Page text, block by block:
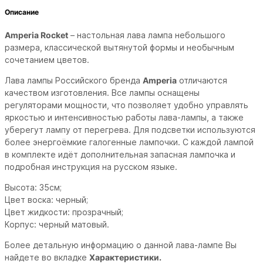
Описание
Amperia Rocket – настольная лава лампа небольшого
размера, классической вытянутой формы и необычным
сочетанием цветов.
Лава лампы Российского бренда Amperia отличаются
качеством изготовления. Все лампы оснащены
регуляторами мощности, что позволяет удобно управлять
яркостью и интенсивностью работы лава-лампы, а также
уберегут лампу от перегрева. Для подсветки используются
более энергоёмкие галогенные лампочки. С каждой лампой
в комплекте идёт дополнительная запасная лампочка и
подробная инструкция на русском языке.
Высота: 35см;
Цвет воска: черный;
Цвет жидкости: прозрачный;
Корпус: черный матовый.
Более детальную информацию о данной лава-лампе Вы
найдете во вкладке Характеристики.